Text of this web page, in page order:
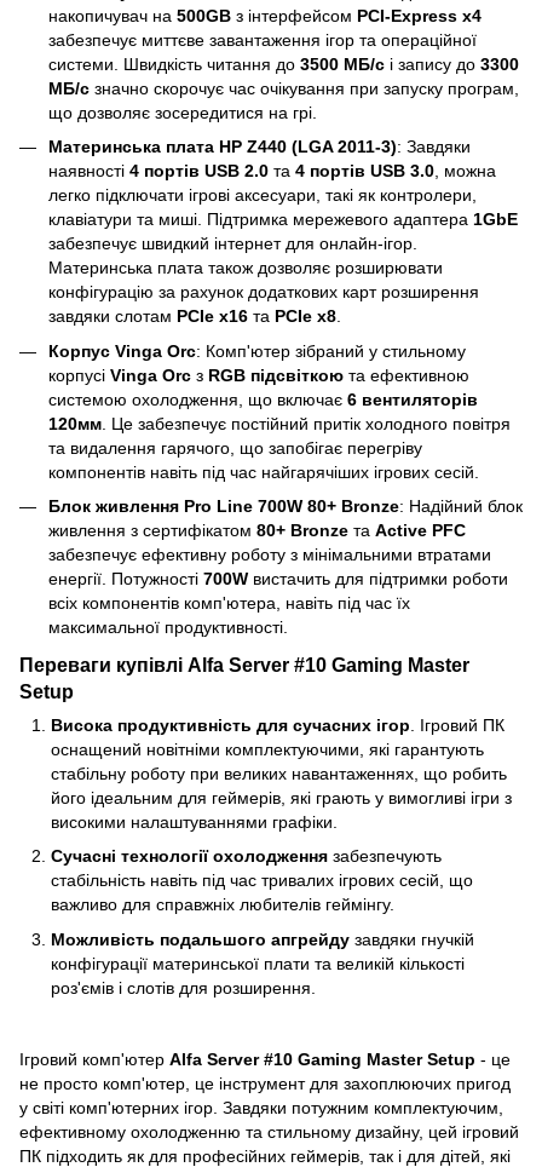
накопичувач на 500GB з інтерфейсом PCI-Express x4
забезпечує миттєве завантаження ігор та операційної
системи. Швидкість читання до 3500 МБ/с і запису до 3300
МБ/с значно скорочує час очікування при запуску програм,
що дозволяє зосередитися на грі.
Материнська плата HP Z440 (LGA 2011-3): Завдяки
наявності 4 портів USB 2.0 та 4 портів USB 3.0, можна
легко підключати ігрові аксесуари, такі як контролери,
клавіатури та миші. Підтримка мережевого адаптера 1GbE
забезпечує швидкий інтернет для онлайн-ігор.
Материнська плата також дозволяє розширювати
конфігурацію за рахунок додаткових карт розширення
завдяки слотам PCIe x16 та PCIe x8.
Корпус Vinga Orc: Комп'ютер зібраний у стильному
корпусі Vinga Orc з RGB підсвіткою та ефективною
системою охолодження, що включає 6 вентиляторів
120мм . Це забезпечує постійний притік холодного повітря
та видалення гарячого, що запобігає перегріву
компонентів навіть під час найгарячіших ігрових сесій.
Блок живлення Pro Line 700W 80+ Bronze: Надійний блок
живлення з сертифікатом 80+ Bronze та Active PFC
забезпечує ефективну роботу з мінімальними втратами
енергії. Потужності 700W вистачить для підтримки роботи
всіх компонентів комп'ютера, навіть під час їх
максимальної продуктивності.
Переваги купівлі Alfa Server #10 Gaming Master
Setup
Висока продуктивність для сучасних ігор . Ігровий ПК
оснащений новітніми комплектуючими, які гарантують
стабільну роботу при великих навантаженнях, що робить
його ідеальним для геймерів, які грають у вимогливі ігри з
високими налаштуваннями графіки.
Сучасні технології охолодження забезпечують
стабільність навіть під час тривалих ігрових сесій, що
важливо для справжніх любителів геймінгу.
Можливість подальшого апгрейду завдяки гнучкій
конфігурації материнської плати та великій кількості
роз'ємів і слотів для розширення.
Ігровий комп'ютер Alfa Server #10 Gaming Master Setup - це
не просто комп'ютер, це інструмент для захоплюючих пригод
у світі комп'ютерних ігор. Завдяки потужним комплектуючим,
ефективному охолодженню та стильному дизайну, цей ігровий
ПК підходить як для професійних геймерів, так і для дітей, які